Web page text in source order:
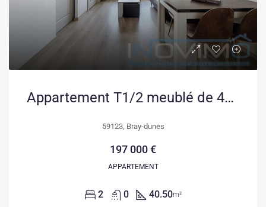
Appartement T1/2 meublé de 40,50 m² à Bray-Dunes avec balcon et parking
59123, Bray-dunes
197 000 €
APPARTEMENT
2 0 40.50m²